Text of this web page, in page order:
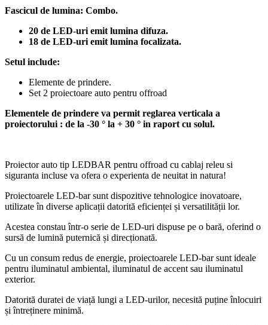
Fascicul de lumina: Combo.
20 de LED-uri emit lumina difuza.
18 de LED-uri emit lumina focalizata.
Setul include:
Elemente de prindere.
Set 2 proiectoare auto pentru offroad
Elementele de prindere va permit reglarea verticala a
proiectorului : de la -30 ° la + 30 ° in raport cu solul.
Proiector auto tip LEDBAR pentru offroad cu cablaj releu si
siguranta incluse va ofera o experienta de neuitat in natura!
Proiectoarele LED-bar sunt dispozitive tehnologice inovatoare,
utilizate în diverse aplicații datorită eficienței și versatilității lor.
Acestea constau într-o serie de LED-uri dispuse pe o bară, oferind o
sursă de lumină puternică și direcționată.
Cu un consum redus de energie, proiectoarele LED-bar sunt ideale
pentru iluminatul ambiental, iluminatul de accent sau iluminatul
exterior.
Datorită duratei de viață lungi a LED-urilor, necesită puține înlocuiri
și întreținere minimă.